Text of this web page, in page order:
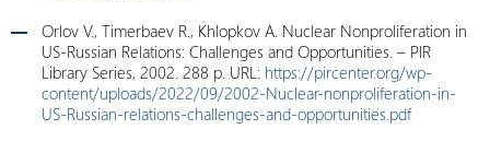
Orlov V., Timerbaev R., Khlopkov A. Nuclear Nonproliferation in
US-Russian Relations: Challenges and Opportunities. – PIR
Library Series, 2002. 288 p. URL: https://pircenter.org/wp-
content/uploads/2022/09/2002-Nuclear-nonproliferation-in-
US-Russian-relations-challenges-and-opportunities.pdf